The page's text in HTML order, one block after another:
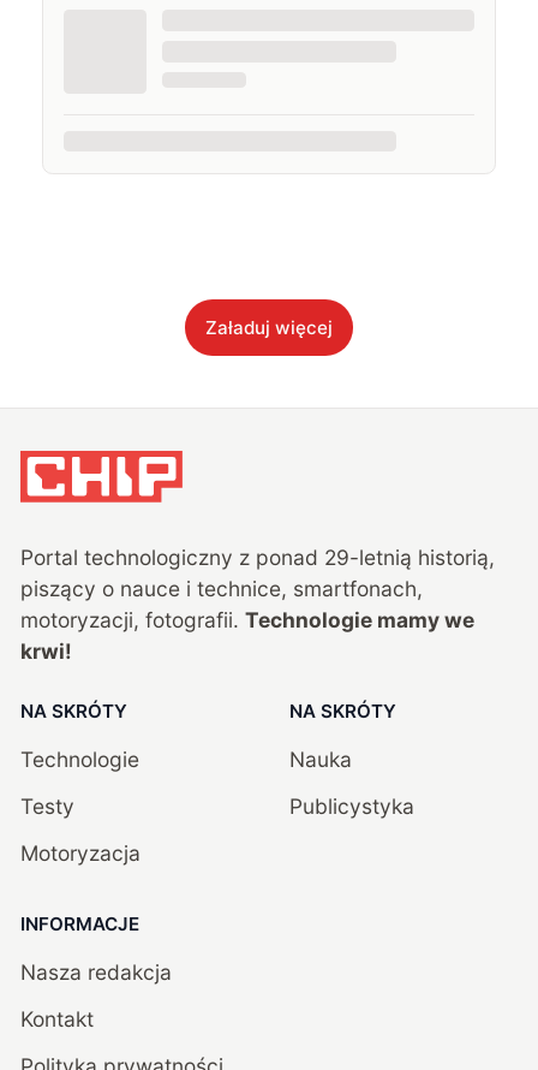
Załaduj więcej
Portal technologiczny z ponad 29-letnią historią,
piszący o nauce i technice, smartfonach,
motoryzacji, fotografii. Technologie mamy we
krwi!
NA SKRÓTY
Technologie
Testy
Motoryzacja
NA SKRÓTY
Nauka
Publicystyka
INFORMACJE
Nasza redakcja
Kontakt